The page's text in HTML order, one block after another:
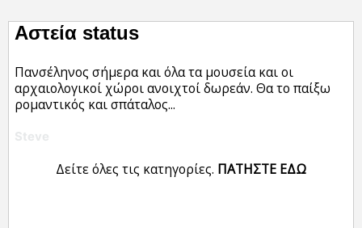
Αστεία status
Πανσέληνος σήμερα και όλα τα μουσεία και οι
αρχαιολογικοί χώροι ανοιχτοί δωρεάν. Θα το παίξω
ρομαντικός και σπάταλος...
Steve
Δείτε όλες τις κατηγορίες. ΠΑΤΗΣΤΕ ΕΔΩ